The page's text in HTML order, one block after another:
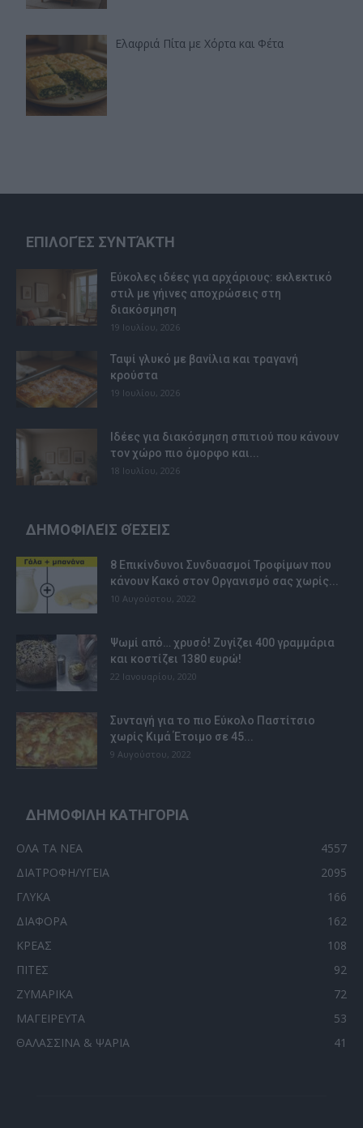
Ελαφριά Πίτα με Χόρτα και Φέτα
ΕΠΙΛΟΓΈΣ ΣΥΝΤΆΚΤΗ
Εύκολες ιδέες για αρχάριους: εκλεκτικό
στιλ με γήινες αποχρώσεις στη
διακόσμηση
19 Ιουλίου, 2026
Ταψί γλυκό με βανίλια και τραγανή
κρούστα
19 Ιουλίου, 2026
Ιδέες για διακόσμηση σπιτιού που κάνουν
τον χώρο πιο όμορφο και...
18 Ιουλίου, 2026
ΔΗΜΟΦΙΛΕΊΣ ΘΈΣΕΙΣ
8 Επικίνδυνοι Συνδυασμοί Τροφίμων που
κάνουν Κακό στον Οργανισμό σας χωρίς...
10 Αυγούστου, 2022
Ψωμί από… χρυσό! Ζυγίζει 400 γραμμάρια
και κοστίζει 1380 ευρώ!
22 Ιανουαρίου, 2020
Συνταγή για το πιο Εύκολο Παστίτσιο
χωρίς Κιμά Έτοιμο σε 45...
9 Αυγούστου, 2022
ΔΗΜΟΦΙΛΗ ΚΑΤΗΓΟΡΙΑ
ΟΛΑ ΤΑ ΝΕΑ
4557
ΔΙΑΤΡΟΦΗ/ΥΓΕΙΑ
2095
ΓΛΥΚΑ
166
ΔΙΑΦΟΡΑ
162
ΚΡΕΑΣ
108
ΠΙΤΕΣ
92
ΖΥΜΑΡΙΚΑ
72
ΜΑΓΕΙΡΕΥΤΑ
53
ΘΑΛΑΣΣΙΝΑ & ΨΑΡΙΑ
41